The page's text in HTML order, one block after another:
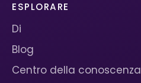
ESPLORARE
Di
Blog
Centro della conoscenza